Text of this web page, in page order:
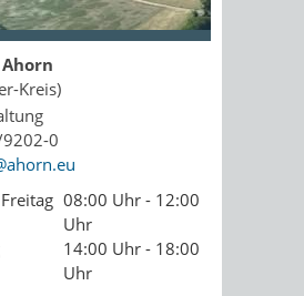
Kreis)
0
08:00 Uhr - 12:00
Uhr
14:00 Uhr - 18:00
Uhr